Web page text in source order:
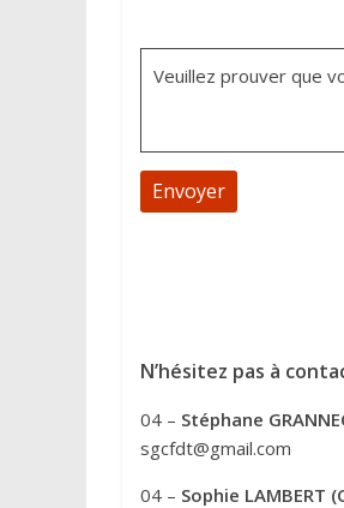
Veuillez prouver que
e
n
a
t
N’hésitez pas à
04 – Stéphane
sgcfdt@gmail.com
04 – Sophie LAMBERT